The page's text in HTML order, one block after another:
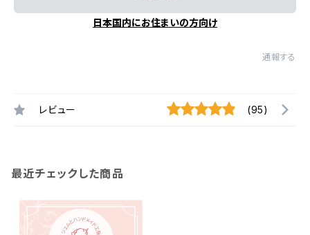
日本国内にお住まいの方向け
通報する
レビュー (95)
最近チェックした商品